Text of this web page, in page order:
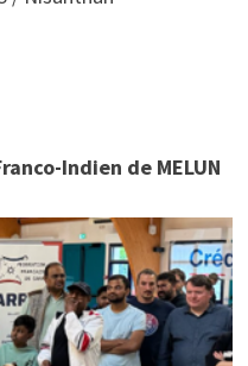
Indien de MELUN